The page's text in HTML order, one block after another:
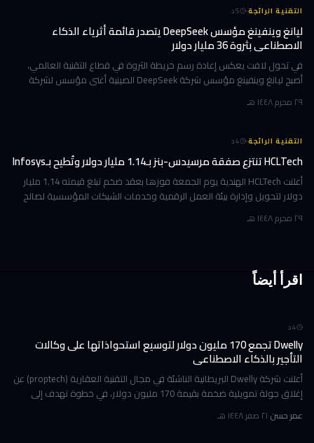
التقنية الرائجة·
5د
ليانغ وينفينغ مؤسس DeepSeek يتصدر قائمة أثرياء الذكاء
الاصطناعي بثروة 36 مليار دولار
في تحول لافت يعكس إعادة رسم خريطة الثروة في قطاع التقنية العالمي،
أصبح ليانغ وينفينغ مؤسس شركة DeepSeek الصينية أغنى مؤسس لشركة
٢٩ محرم ١٤٤٨ هـ
التقنية الرائجة·
4د
HCLTech تنتزع صفقة مرسيدس-بنز بـ1.14 مليار دولار وتُطيح بـInfosys
أعلنت HCLTech الهندية يوم الجمعة فوزها بعقد ضخم تبلغ قيمته 1.14 مليار
دولار لتحويل وإدارة بيئة العمل الرقمية وخدمات الشبكات المؤسسية لصالح
٢٩ محرم ١٤٤٨ هـ
اقرأ أيضاً
4د
Dwelly تجمع 170 مليون دولار لتوسيع استحواذاتها على وكالات
التأجير بالذكاء الاصطناعي
أعلنت شركة Dwelly البريطانية الناشئة في مجال التقنية العقارية (proptech) عن
إغلاق جولة تمويلية ضخمة بقيمة 170 مليون دولار، في خطوة تهدف إلى
عمر حسن·٢١ صفر ١٤٤٨ هـ